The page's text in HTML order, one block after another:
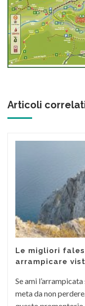
Articoli
Le migliori
arrampicare
Se ami
meta da non